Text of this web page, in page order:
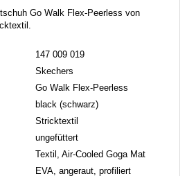
Go Walk Flex-Peerless von
147 009 019
Skechers
Go Walk Flex-Peerless
black (schwarz)
Stricktextil
ungefüttert
Textil, Air-Cooled Goga Mat
EVA, angeraut, profiliert